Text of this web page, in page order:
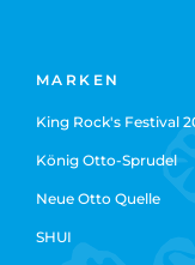
MARKEN
King Rock's Festival
König Otto-Sprudel
Neue Otto Quelle
SHUI